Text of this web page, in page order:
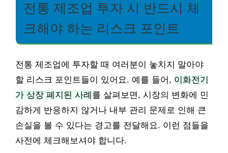
전통 제조업 투자 시 반드시 체
크해야 하는 리스크 포인트
전통 제조업에 투자할 때 여러분이 놓치지 말아야
할 리스크 포인트들이 있어요. 예를 들어, 이화전기
가 상장 폐지된 사례 를 살펴보면, 시장의 변화에 민
감하게 반응하지 않거나 내부 관리 문제로 인해 큰
손실을 볼 수 있다는 경고를 전달해요. 이런 점들을
사전에 체크해보셔야 합니다.